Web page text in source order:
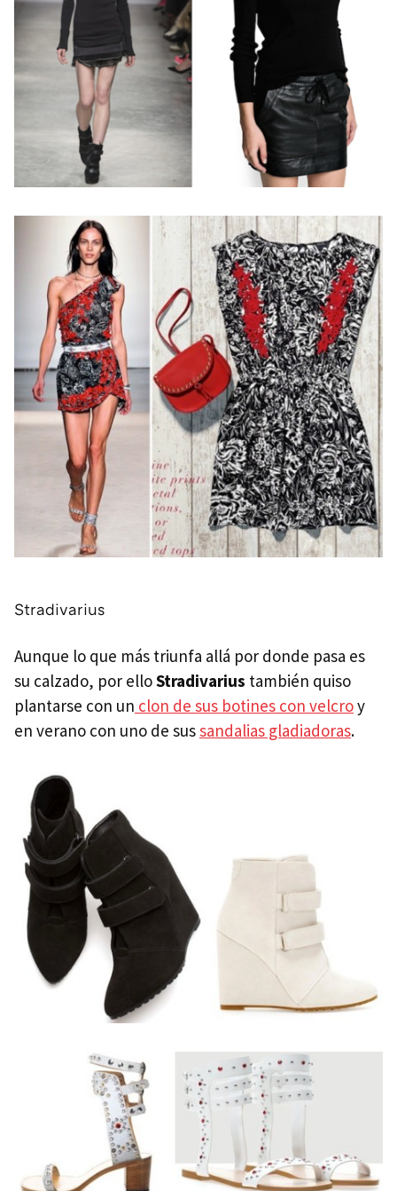
Stradivarius
Aunque lo que más triunfa allá por donde pasa es
su calzado, por elloStradivarius también quiso
plantarse con un clon de sus botines con velcroy
en verano con uno de sussandalias gladiadoras.